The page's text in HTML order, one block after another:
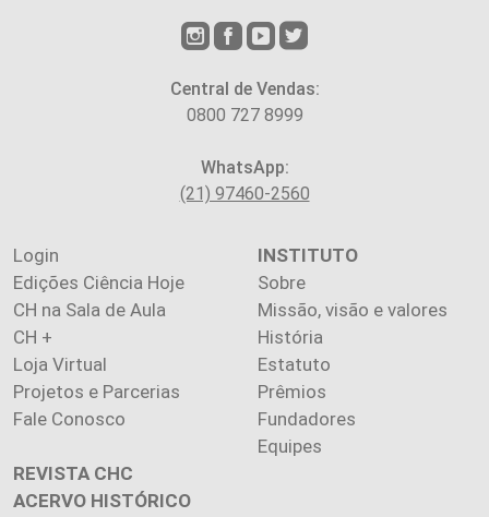
Central de Vendas:
0800 727 8999
WhatsApp:
(21) 97460-2560
Login
Edições Ciência Hoje
CH na Sala de Aula
CH +
Loja Virtual
Projetos e Parcerias
Fale Conosco
INSTITUTO
Sobre
Missão, visão e valores
História
Estatuto
Prêmios
Fundadores
Equipes
REVISTA CHC
ACERVO HISTÓRICO